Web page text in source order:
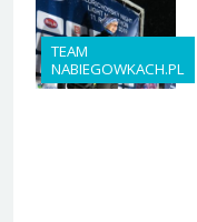
TEAM
NABIEGOWKACH.PL